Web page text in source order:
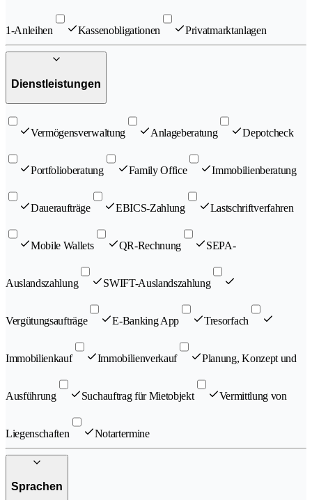
1-Anleihen Kassenobligationen Privatmarktanlagen
Dienstleistungen
Vermögensverwaltung Anlageberatung Depotcheck
Portfolioberatung Family Office Immobilienberatung
Daueraufträge EBICS-Zahlung Lastschriftverfahren
Mobile Wallets QR-Rechnung SEPA-
Auslandszahlung SWIFT-Auslandszahlung
Vergütungsaufträge E-Banking App Tresorfach
Immobilienkauf Immobilienverkauf Planung, Konzept und
Ausführung Suchauftrag für Mietobjekt Vermittlung von
Liegenschaften Notartermine
Sprachen